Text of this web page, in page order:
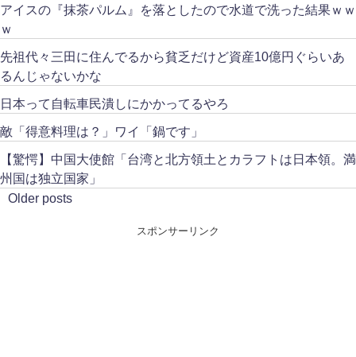
アイスの『抹茶パルム』を落としたので水道で洗った結果ｗｗ
ｗ
先祖代々三田に住んでるから貧乏だけど資産10億円ぐらいあ
るんじゃないかな
日本って自転車民潰しにかかってるやろ
敵「得意料理は？」ワイ「鍋です」
【驚愕】中国大使館「台湾と北方領土とカラフトは日本領。満
州国は独立国家」
Older posts
スポンサーリンク